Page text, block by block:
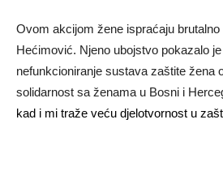
Ovom akcijom žene ispraćaju
Hećimović. Njeno ubojstvo pokazalo
nefunkcioniranje sustava zaštite žena
solidarnost sa ženama u Bosni i
kad i mi traže veću djelotvornost u